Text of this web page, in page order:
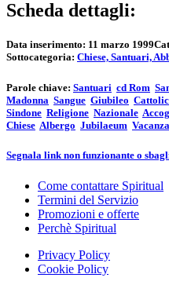
Scheda dettagli:
Data inserimento: 11 marzo 1999
Sottocategoria: Chiese, Santuari,
Parole chiave: Santuari cd Rom
Madonna Sangue Giubileo
Sindone Religione Nazionale
Chiese Albergo Jubilaeum Vacanza
Segnala link non funzionante o
Come contattare Spiritual
Termini del Servizio
Promozioni e offerte
Perchè Spiritual
Privacy Policy
Cookie Policy